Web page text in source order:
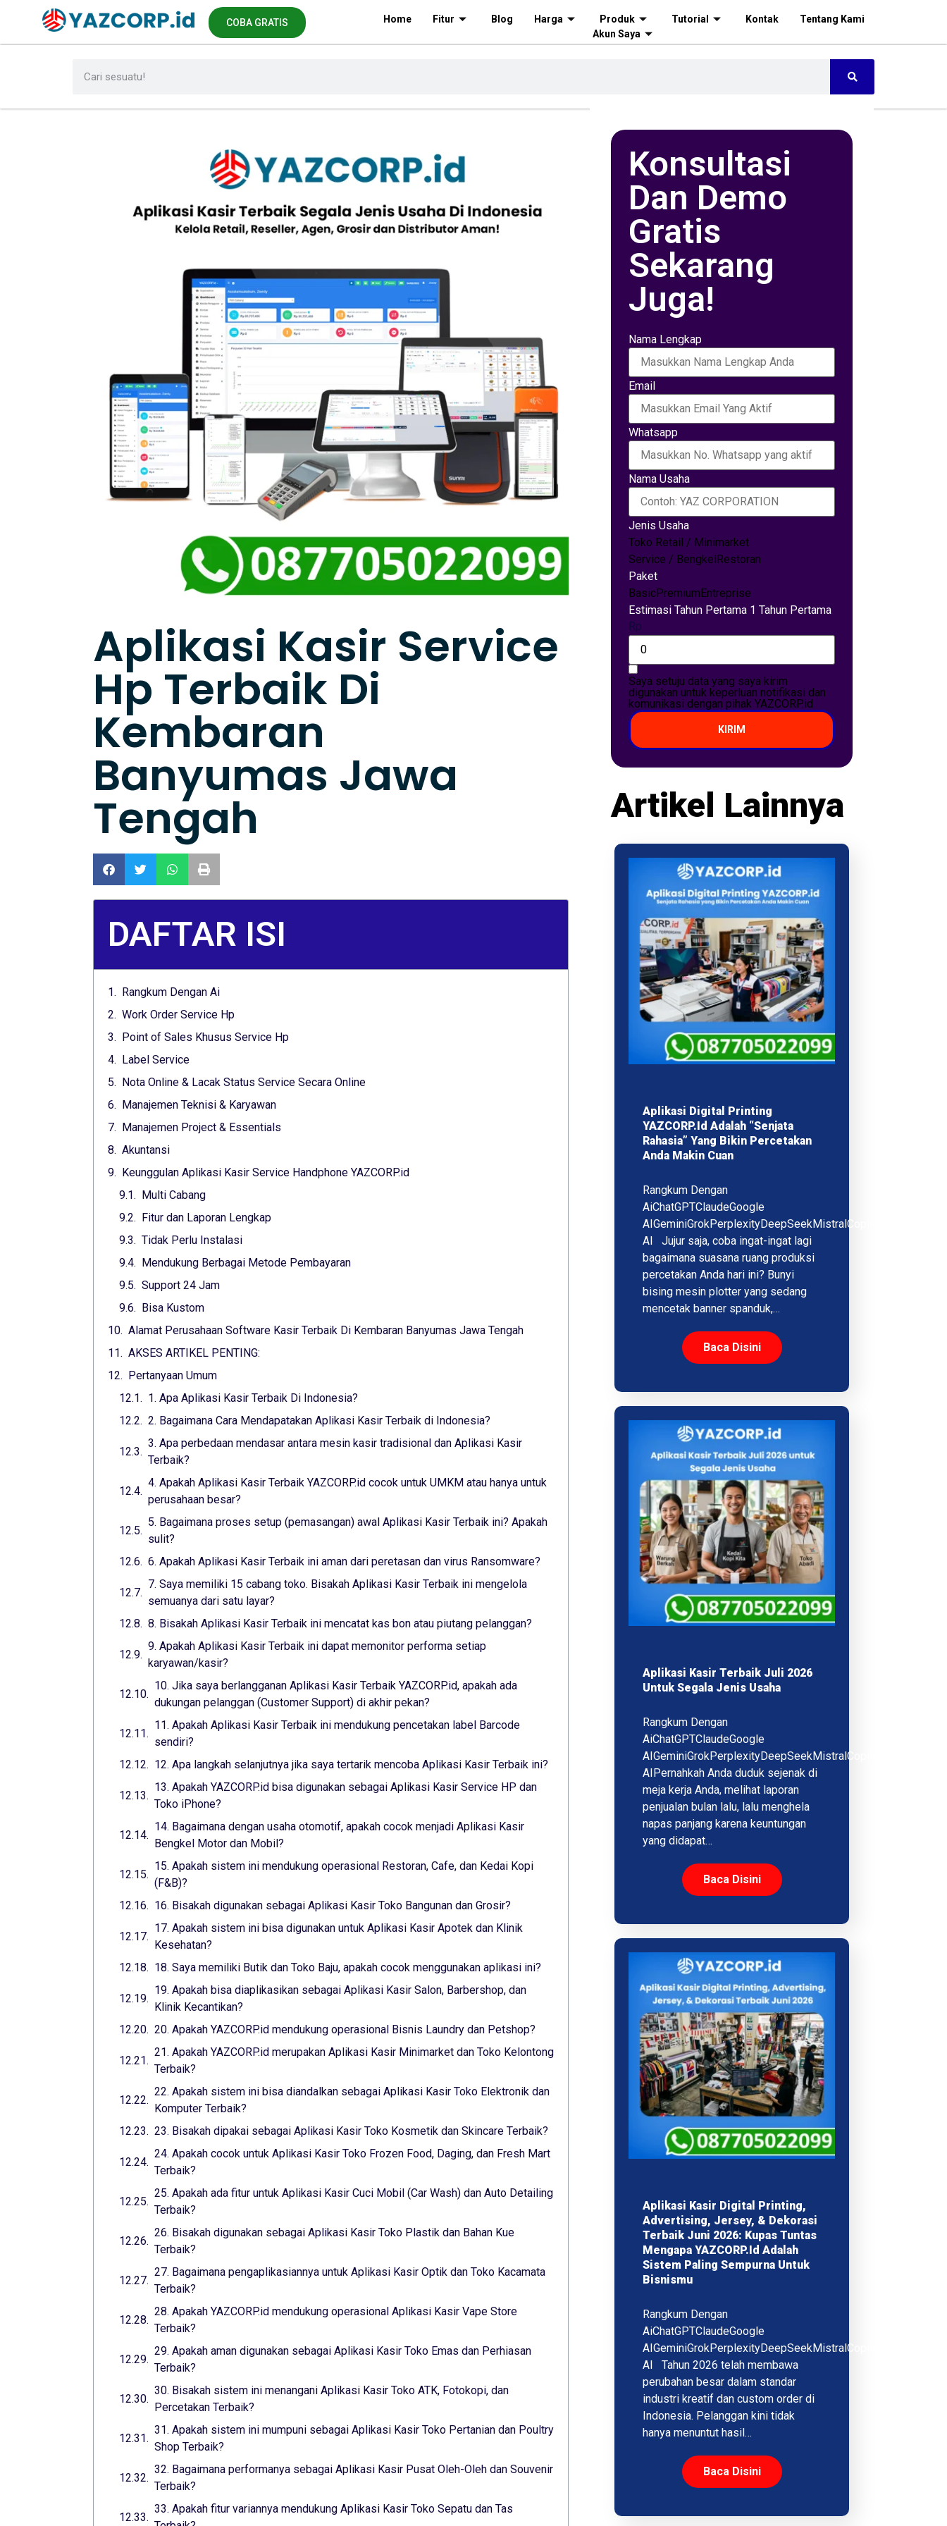
COBA GRATIS Home Fitur Blog Harga Produk Tutorial Kontak
Tentang Kami
Akun Saya
Aplikasi Kasir Service
Hp Terbaik Di
Kembaran
Banyumas Jawa
Tengah
DAFTAR ISI
Rangkum Dengan Ai
Work Order Service Hp
Point of Sales Khusus Service Hp
Label Service
Nota Online & Lacak Status Service Secara Online
Manajemen Teknisi & Karyawan
Manajemen Project & Essentials
Akuntansi
Keunggulan Aplikasi Kasir Service Handphone YAZCORP.id
Multi Cabang
Fitur dan Laporan Lengkap
Tidak Perlu Instalasi
Mendukung Berbagai Metode Pembayaran
Support 24 Jam
Bisa Kustom
Alamat Perusahaan Software Kasir Terbaik Di Kembaran Banyumas Jawa Tengah
AKSES ARTIKEL PENTING:
Pertanyaan Umum
1. Apa Aplikasi Kasir Terbaik Di Indonesia?
2. Bagaimana Cara Mendapatakan Aplikasi Kasir Terbaik di Indonesia?
3. Apa perbedaan mendasar antara mesin kasir tradisional dan Aplikasi Kasir
Terbaik?
4. Apakah Aplikasi Kasir Terbaik YAZCORP.id cocok untuk UMKM atau hanya untuk
perusahaan besar?
5. Bagaimana proses setup (pemasangan) awal Aplikasi Kasir Terbaik ini? Apakah
sulit?
6. Apakah Aplikasi Kasir Terbaik ini aman dari peretasan dan virus Ransomware?
7. Saya memiliki 15 cabang toko. Bisakah Aplikasi Kasir Terbaik ini mengelola
semuanya dari satu layar?
8. Bisakah Aplikasi Kasir Terbaik ini mencatat kas bon atau piutang pelanggan?
9. Apakah Aplikasi Kasir Terbaik ini dapat memonitor performa setiap
karyawan/kasir?
10. Jika saya berlangganan Aplikasi Kasir Terbaik YAZCORP.id, apakah ada
dukungan pelanggan (Customer Support) di akhir pekan?
11. Apakah Aplikasi Kasir Terbaik ini mendukung pencetakan label Barcode
sendiri?
12. Apa langkah selanjutnya jika saya tertarik mencoba Aplikasi Kasir Terbaik ini?
13. Apakah YAZCORP.id bisa digunakan sebagai Aplikasi Kasir Service HP dan
Toko iPhone?
14. Bagaimana dengan usaha otomotif, apakah cocok menjadi Aplikasi Kasir
Bengkel Motor dan Mobil?
15. Apakah sistem ini mendukung operasional Restoran, Cafe, dan Kedai Kopi
(F&B)?
16. Bisakah digunakan sebagai Aplikasi Kasir Toko Bangunan dan Grosir?
17. Apakah sistem ini bisa digunakan untuk Aplikasi Kasir Apotek dan Klinik
Kesehatan?
18. Saya memiliki Butik dan Toko Baju, apakah cocok menggunakan aplikasi ini?
19. Apakah bisa diaplikasikan sebagai Aplikasi Kasir Salon, Barbershop, dan
Klinik Kecantikan?
20. Apakah YAZCORP.id mendukung operasional Bisnis Laundry dan Petshop?
21. Apakah YAZCORP.id merupakan Aplikasi Kasir Minimarket dan Toko Kelontong
Terbaik?
22. Apakah sistem ini bisa diandalkan sebagai Aplikasi Kasir Toko Elektronik dan
Komputer Terbaik?
23. Bisakah dipakai sebagai Aplikasi Kasir Toko Kosmetik dan Skincare Terbaik?
24. Apakah cocok untuk Aplikasi Kasir Toko Frozen Food, Daging, dan Fresh Mart
Terbaik?
25. Apakah ada fitur untuk Aplikasi Kasir Cuci Mobil (Car Wash) dan Auto Detailing
Terbaik?
26. Bisakah digunakan sebagai Aplikasi Kasir Toko Plastik dan Bahan Kue
Terbaik?
27. Bagaimana pengaplikasiannya untuk Aplikasi Kasir Optik dan Toko Kacamata
Terbaik?
28. Apakah YAZCORP.id mendukung operasional Aplikasi Kasir Vape Store
Terbaik?
29. Apakah aman digunakan sebagai Aplikasi Kasir Toko Emas dan Perhiasan
Terbaik?
30. Bisakah sistem ini menangani Aplikasi Kasir Toko ATK, Fotokopi, dan
Percetakan Terbaik?
31. Apakah sistem ini mumpuni sebagai Aplikasi Kasir Toko Pertanian dan Poultry
Shop Terbaik?
32. Bagaimana performanya sebagai Aplikasi Kasir Pusat Oleh-Oleh dan Souvenir
Terbaik?
33. Apakah fitur variannya mendukung Aplikasi Kasir Toko Sepatu dan Tas
Konsultasi
Dan Demo
Gratis
Sekarang
Juga!
Nama Lengkap
Email
Whatsapp
Nama Usaha
Jenis Usaha
Toko Retail / Minimarket
Service / BengkelRestoran
Paket
BasicPremiumEntreprise
Estimasi Tahun Pertama 1 Tahun Pertama
Rp
Saya setuju data yang saya kirim
digunakan untuk keperluan notifikasi dan
komunikasi dengan pihak YAZCORP.id
KIRIM
Artikel Lainnya
Aplikasi Digital Printing
YAZCORP.id Adalah “Senjata
Rahasia” Yang Bikin Percetakan
Anda Makin Cuan
Rangkum Dengan
AiChatGPTClaudeGoogle
AIGeminiGrokPerplexityDeepSeekMistralCopilotQwenMeta
AI Jujur saja, coba ingat-ingat lagi
bagaimana suasana ruang produksi
percetakan Anda hari ini? Bunyi
bising mesin plotter yang sedang
mencetak banner spanduk,…
Baca Disini
Aplikasi Kasir Terbaik Juli 2026
Untuk Segala Jenis Usaha
Rangkum Dengan
AiChatGPTClaudeGoogle
AIGeminiGrokPerplexityDeepSeekMistralCopilotQwenMeta
AIPernahkah Anda duduk sejenak di
meja kerja Anda, melihat laporan
penjualan bulan lalu, lalu menghela
napas panjang karena keuntungan
yang didapat…
Baca Disini
Aplikasi Kasir Digital Printing,
Advertising, Jersey, & Dekorasi
Terbaik Juni 2026: Kupas Tuntas
Mengapa YAZCORP.id Adalah
Sistem Paling Sempurna Untuk
Bisnismu
Rangkum Dengan
AiChatGPTClaudeGoogle
AIGeminiGrokPerplexityDeepSeekMistralCopilotQwenMeta
AI Tahun 2026 telah membawa
perubahan besar dalam standar
industri kreatif dan custom order di
Indonesia. Pelanggan kini tidak
hanya menuntut hasil…
Baca Disini